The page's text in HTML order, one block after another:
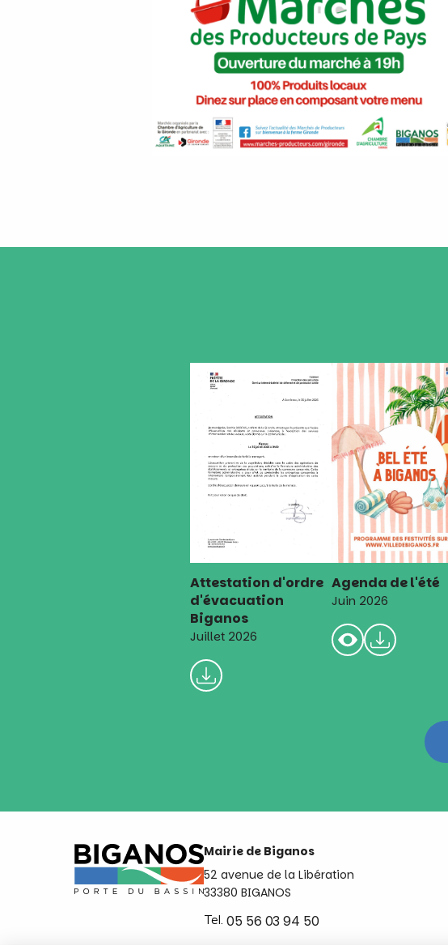
Attestation d'ordre
d'évacuation
Biganos
Juillet 2026
Agenda de l'été
Juin 2026
Mairie de Biganos
52 avenue de la Libération
33380 BIGANOS
Tel. 05 56 03 94 50